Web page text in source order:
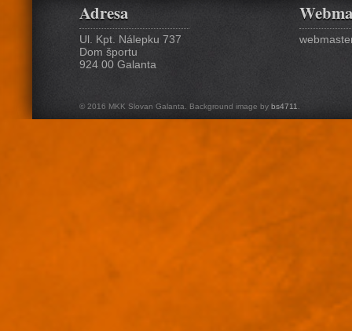
Adresa
Ul. Kpt. Nálepku 737
Dom športu
924 00 Galanta
© 2016 MKK Slovan Galanta. Background image by bs4711